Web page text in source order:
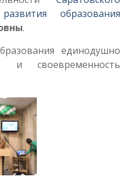
образования
.
единодушно
и своевременность